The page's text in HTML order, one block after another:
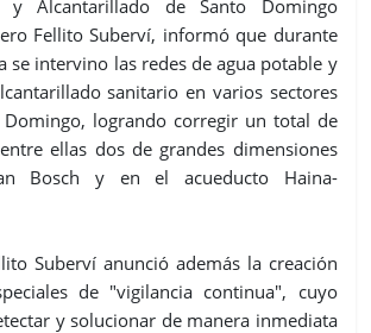
y Alcantarillado de Santo Domingo
Fellito Suberví, informó que durante
se intervino las redes de agua potable y
sanitario en varios sectores
Domingo, logrando corregir un total de
ellas dos de grandes dimensiones
Bosch y en el acueducto Haina-
Suberví anunció además la creación
de "vigilancia continua", cuyo
y solucionar de manera inmediata